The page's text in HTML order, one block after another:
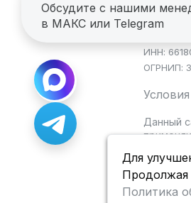
ИП
ИНН:
ОГРНИП:
Данный
Обсудите с нашими
в МАКС или Telegram
Для
Продолжая
Политика